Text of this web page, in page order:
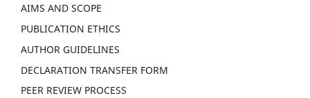
AIMS AND SCOPE
PUBLICATION ETHICS
AUTHOR GUIDELINES
DECLARATION TRANSFER FORM
PEER REVIEW PROCESS